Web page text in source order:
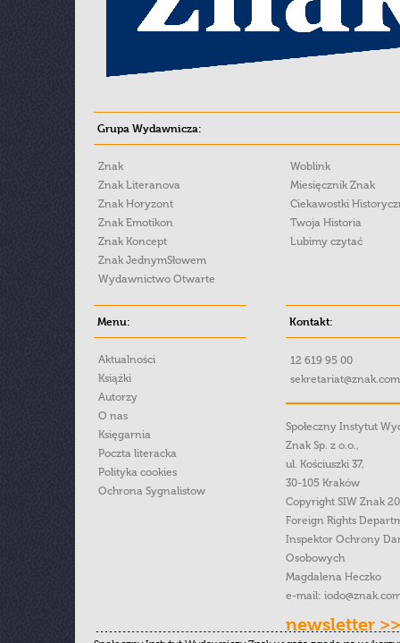
Grupa Wydawnicza:
Znak
Znak Literanova
Znak Horyzont
Znak Emotikon
Znak Koncept
Znak JednymSłowem
Wydawnictwo Otwarte
Woblink
Miesięcznik Znak
Ciekawostki
Twoja Historia
Lubimy czytać
Menu:
Aktualności
Książki
Autorzy
O nas
Księgarnia
Poczta literacka
Polityka cookies
Ochrona Sygnalistow
Kontakt:
12 619 95 00
Społeczny Instytut
Znak Sp. z o.o.,
ul. Kościuszki 37,
30-105 Kraków
Copyright SIW Znak
Foreign Rights
Inspektor Ochrony
Osobowych
Magdalena Heczko
e-mail:
newsletter >>